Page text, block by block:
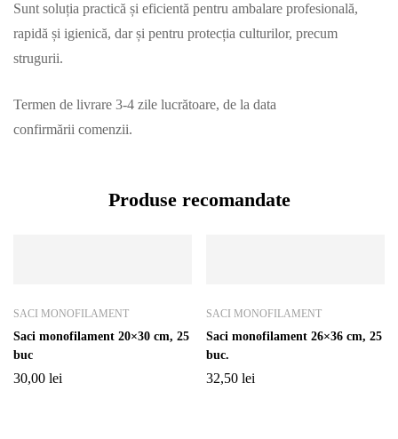
Sunt soluția practică și eficientă pentru ambalare profesională,
rapidă și igienică, dar și pentru protecția culturilor, precum
strugurii.
Termen de livrare 3-4 zile lucrătoare, de la data
confirmării comenzii.
Produse recomandate
SACI MONOFILAMENT
Saci monofilament 20×30 cm, 25
buc
30,00 lei
SACI MONOFILAMENT
Saci monofilament 26×36 cm, 25
buc.
32,50 lei